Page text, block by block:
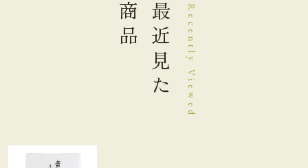
Recently Viewed
最近見た
商品